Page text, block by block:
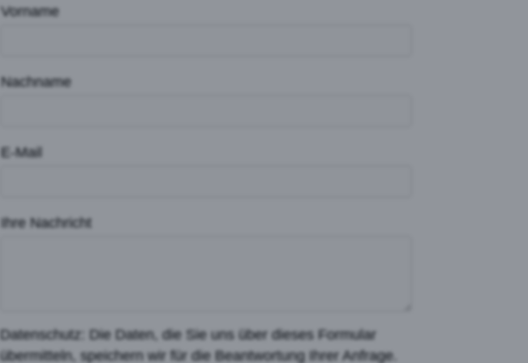
Vorname
Nachname
E-Mail
Ihre Nachricht
Datenschutz: Die Daten, die Sie uns über dieses Formular
übermitteln, speichern wir für die Beantwortung Ihrer Anfrage.